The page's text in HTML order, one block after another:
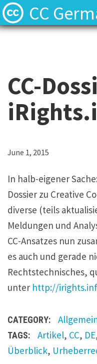
CC
⬈
⬈
CC-
June 1, 2015
In halb-eigener
Dossier zu Creative
diverse (teils
Meldungen und
CC-Ansatzes nun
es auch und gerade
Rechtstechnisches,
unter http://
CATEGORY:
TAGS: Artikel, CC, DE
Überblick,